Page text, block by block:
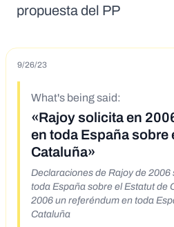
propuesta del PP
9/26/23
What's being said:
«Rajoy solicita en
en toda España sobre
Cataluña»
Declaraciones de Rajoy de
toda España sobre el Estatut de
2006 un referéndum en toda
Cataluña